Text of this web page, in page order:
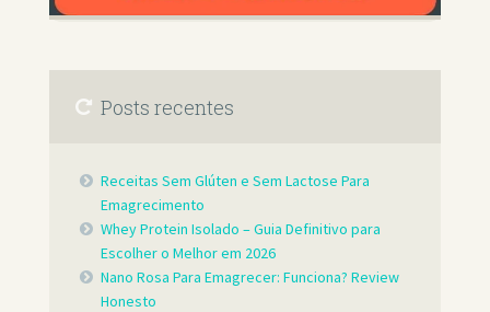
Posts recentes
Receitas Sem Glúten e Sem Lactose Para
Emagrecimento
Whey Protein Isolado – Guia Definitivo para
Escolher o Melhor em 2026
Nano Rosa Para Emagrecer: Funciona? Review
Honesto